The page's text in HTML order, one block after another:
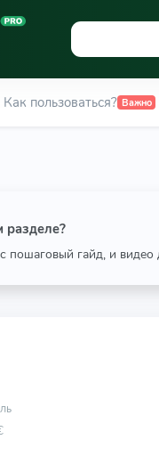
Как пользоваться? Важно
разделе?
пошаговый гайд, и